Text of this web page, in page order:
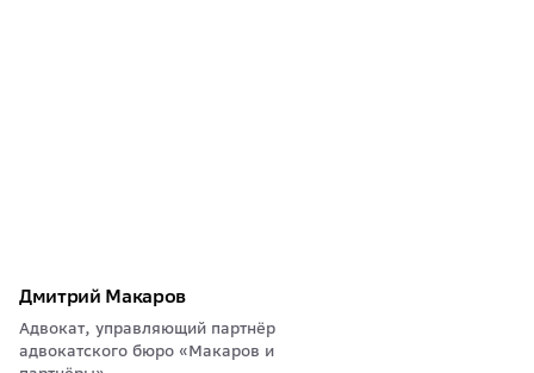
Дмитрий Макаров
Адвокат, управляющий партнёр
адвокатского бюро «Макаров и